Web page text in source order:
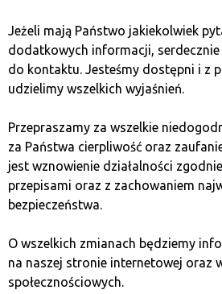
skarbowe. W przypadku tych
zależy od kondycji finansowej
od aktualnej sytuacji na rynku
niż w obligacjach skarbu państwa,
satysfakcjonujące wyniki
Jak polityka
wpływa na
obligacji
Polityka pieniężna prowadzona
Jeżeli mają Państwo jakiekolwiek
dodatkowych informacji, serdecznie
do kontaktu. Jesteśmy dostępni i z
udzielimy wszelkich wyjaśnień.
Przepraszamy za wszelkie
za Państwa cierpliwość oraz
jest wznowienie działalności
przepisami oraz z zachowaniem
bezpieczeństwa.
O wszelkich zmianach będziemy
na naszej stronie internetowej oraz
społecznościowych.